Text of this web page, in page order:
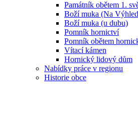
Památník obětem 1.
Boží muka (Na
Boží muka (u dubu)
Pomník hornictví
Pomník obětem
Vítací kámen
Hornický lidový dům
Nabídky práce v regionu
Historie obce